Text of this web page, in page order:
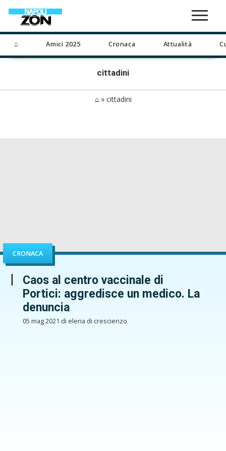
⌂ Amici 2025 Cronaca Attualità
cittadini
⌂» cittadini
CRONACA
Caos al centro vaccinale di
Portici: aggredisce un medico. La
denuncia
05 mag 2021 di elena di crescienzo